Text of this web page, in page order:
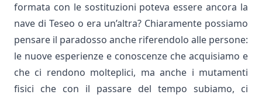
formata con le sostituzioni poteva essere ancora la
nave di Teseo o era un’altra? Chiaramente possiamo
pensare il paradosso anche riferendolo alle persone:
le nuove esperienze e conoscenze che acquisiamo e
che ci rendono molteplici, ma anche i mutamenti
fisici che con il passare del tempo subiamo, ci